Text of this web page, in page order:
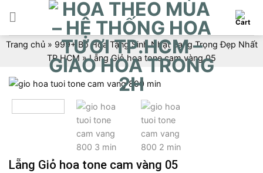
content
Trang chủ» 999+ Bó Hoa Tặng Sinh Nhật Sang Trọng Đẹp Nhất
TP.HCM »Lẵng Giỏ hoa tone cam vàng 05
Lẵng Giỏ hoa tone cam vàng 05